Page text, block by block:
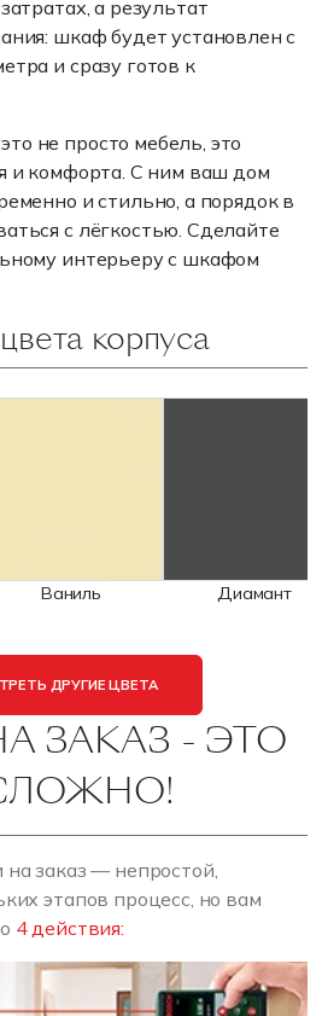
а результат
шкаф будет установлен с
и сразу готов к
не просто мебель, это
и комфорта. С ним ваш дом
и стильно, а порядок в
с лёгкостью. Сделайте
интерьеру с шкафом
корпуса
Ваниль Диамант
ДРУГИЕ ЦВЕТА
ЗАКАЗ - ЭТО
заказ — непростой,
этапов процесс, но вам
4 действия: